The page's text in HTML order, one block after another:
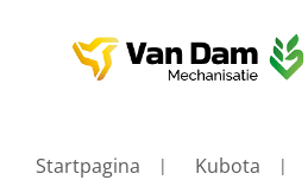
Startpagina
Kubota